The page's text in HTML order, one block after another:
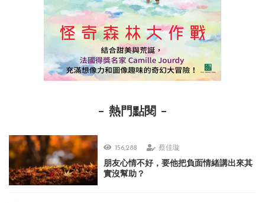
熱門點閱
156,288 蔡佳璇
朋友心情不好，要他把負面情緒講出來其
實沒幫助？